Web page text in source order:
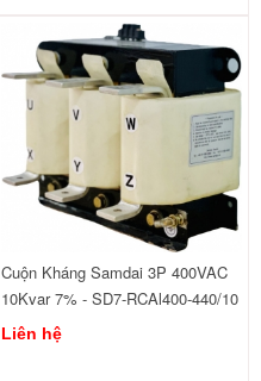
Cuộn Kháng Samdai 3P 400VAC
10Kvar 7% - SD7-RCAl400-440/10
Liên hệ